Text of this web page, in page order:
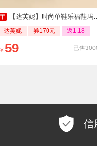
【达芙妮】时尚单鞋乐福鞋玛丽珍百搭
达芙妮 券170元 返1.18
已售
￥ 59
信